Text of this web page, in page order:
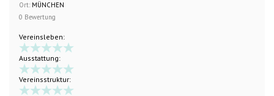
Ort: MÜNCHEN
0 Bewertung
Vereinsleben:
Ausstattung:
Vereinsstruktur: